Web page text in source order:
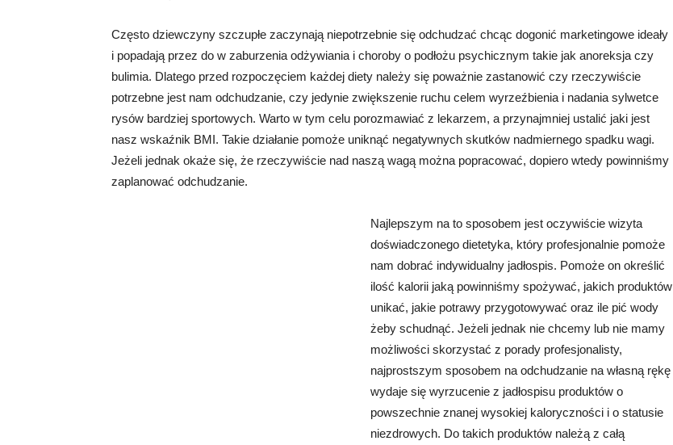
Często dziewczyny szczupłe zaczynają niepotrzebnie się odchudzać chcąc dogonić marketingowe ideały
i popadają przez do w zaburzenia odżywiania i choroby o podłożu psychicznym takie jak anoreksja czy
bulimia. Dlatego przed rozpoczęciem każdej diety należy się poważnie zastanowić czy rzeczywiście
potrzebne jest nam odchudzanie, czy jedynie zwiększenie ruchu celem wyrzeźbienia i nadania sylwetce
rysów bardziej sportowych. Warto w tym celu porozmawiać z lekarzem, a przynajmniej ustalić jaki jest
nasz wskaźnik BMI. Takie działanie pomoże uniknąć negatywnych skutków nadmiernego spadku wagi.
Jeżeli jednak okaże się, że rzeczywiście nad naszą wagą można popracować, dopiero wtedy powinniśmy
zaplanować odchudzanie.
Najlepszym na to sposobem jest oczywiście wizyta
doświadczonego dietetyka, który profesjonalnie pomoże
nam dobrać indywidualny jadłospis. Pomoże on określić
ilość kalorii jaką powinniśmy spożywać, jakich produktów
unikać, jakie potrawy przygotowywać oraz ile pić wody
żeby schudnąć. Jeżeli jednak nie chcemy lub nie mamy
możliwości skorzystać z porady profesjonalisty,
najprostszym sposobem na odchudzanie na własną rękę
wydaje się wyrzucenie z jadłospisu produktów o
powszechnie znanej wysokiej kaloryczności i o statusie
niezdrowych. Do takich produktów należą z całą